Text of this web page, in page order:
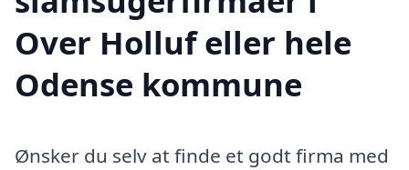
Over Holluf eller hele
Odense kommune
Ønsker du selv at finde et godt firma med